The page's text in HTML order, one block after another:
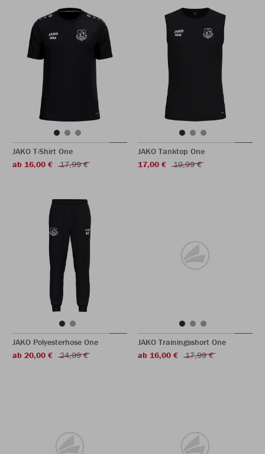
JAKO T-Shirt One
ab 16,00 €
17,99 €
JAKO Tanktop One
17,00 €
19,99 €
JAKO Polyesterhose One
ab 20,00 €
24,99 €
JAKO Trainingsshort One
ab 16,00 €
17,99 €